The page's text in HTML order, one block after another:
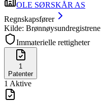
OLE SØRSKÅR AS
Regnskapsfører
Kilde: Brønnøysundregistrene
Immaterielle rettigheter
1
Patenter
1 Aktive